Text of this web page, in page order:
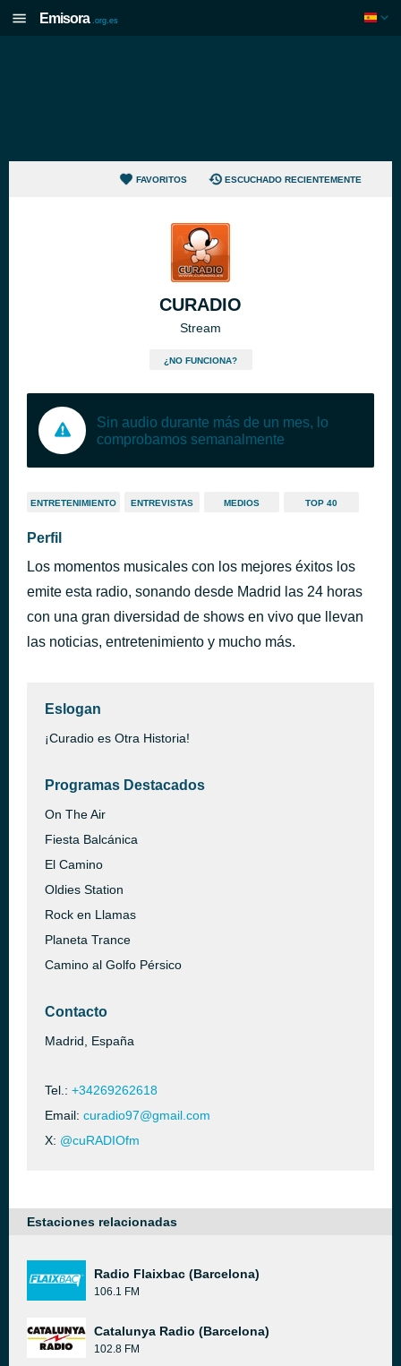
Emisora .org.es
FAVORITOS ESCUCHADO RECIENTEMENTE
CURADIO
Stream
¿NO FUNCIONA?
Sin audio durante más de un mes, lo
comprobamos semanalmente
ENTRETENIMIENTO ENTREVISTAS MEDIOS TOP 40
Perfil
Los momentos musicales con los mejores éxitos los
emite esta radio, sonando desde Madrid las 24 horas
con una gran diversidad de shows en vivo que llevan
las noticias, entretenimiento y mucho más.
Eslogan
¡Curadio es Otra Historia!
Programas Destacados
On The Air
Fiesta Balcánica
El Camino
Oldies Station
Rock en Llamas
Planeta Trance
Camino al Golfo Pérsico
Contacto
Madrid, España
Tel.: +34269262618
Email: curadio97@gmail.com
X: @cuRADIOfm
Estaciones relacionadas
Radio Flaixbac (Barcelona)
106.1 FM
Catalunya Radio (Barcelona)
102.8 FM